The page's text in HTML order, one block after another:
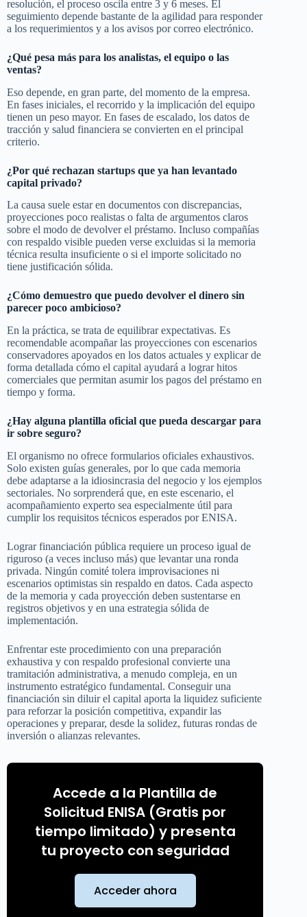
resolución, el proceso oscila entre 3 y 6 meses. El
seguimiento depende bastante de la agilidad para responder
a los requerimientos y a los avisos por correo electrónico.
¿Qué pesa más para los analistas, el equipo o las
ventas?
Eso depende, en gran parte, del momento de la empresa.
En fases iniciales, el recorrido y la implicación del equipo
tienen un peso mayor. En fases de escalado, los datos de
tracción y salud financiera se convierten en el principal
criterio.
¿Por qué rechazan startups que ya han levantado
capital privado?
La causa suele estar en documentos con discrepancias,
proyecciones poco realistas o falta de argumentos claros
sobre el modo de devolver el préstamo. Incluso compañías
con respaldo visible pueden verse excluidas si la memoria
técnica resulta insuficiente o si el importe solicitado no
tiene justificación sólida.
¿Cómo demuestro que puedo devolver el dinero sin
parecer poco ambicioso?
En la práctica, se trata de equilibrar expectativas. Es
recomendable acompañar las proyecciones con escenarios
conservadores apoyados en los datos actuales y explicar de
forma detallada cómo el capital ayudará a lograr hitos
comerciales que permitan asumir los pagos del préstamo en
tiempo y forma.
¿Hay alguna plantilla oficial que pueda descargar para
ir sobre seguro?
El organismo no ofrece formularios oficiales exhaustivos.
Solo existen guías generales, por lo que cada memoria
debe adaptarse a la idiosincrasia del negocio y los ejemplos
sectoriales. No sorprenderá que, en este escenario, el
acompañamiento experto sea especialmente útil para
cumplir los requisitos técnicos esperados por ENISA.
Lograr financiación pública requiere un proceso igual de
riguroso (a veces incluso más) que levantar una ronda
privada. Ningún comité tolera improvisaciones ni
escenarios optimistas sin respaldo en datos. Cada aspecto
de la memoria y cada proyección deben sustentarse en
registros objetivos y en una estrategia sólida de
implementación.
Enfrentar este procedimiento con una preparación
exhaustiva y con respaldo profesional convierte una
tramitación administrativa, a menudo compleja, en un
instrumento estratégico fundamental. Conseguir una
financiación sin diluir el capital aporta la liquidez suficiente
para reforzar la posición competitiva, expandir las
operaciones y preparar, desde la solidez, futuras rondas de
inversión o alianzas relevantes.
Accede a la Plantilla de
Solicitud ENISA (Gratis por
tiempo limitado) y presenta
tu proyecto con seguridad
Acceder ahora